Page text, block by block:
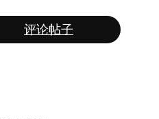
评论帖子